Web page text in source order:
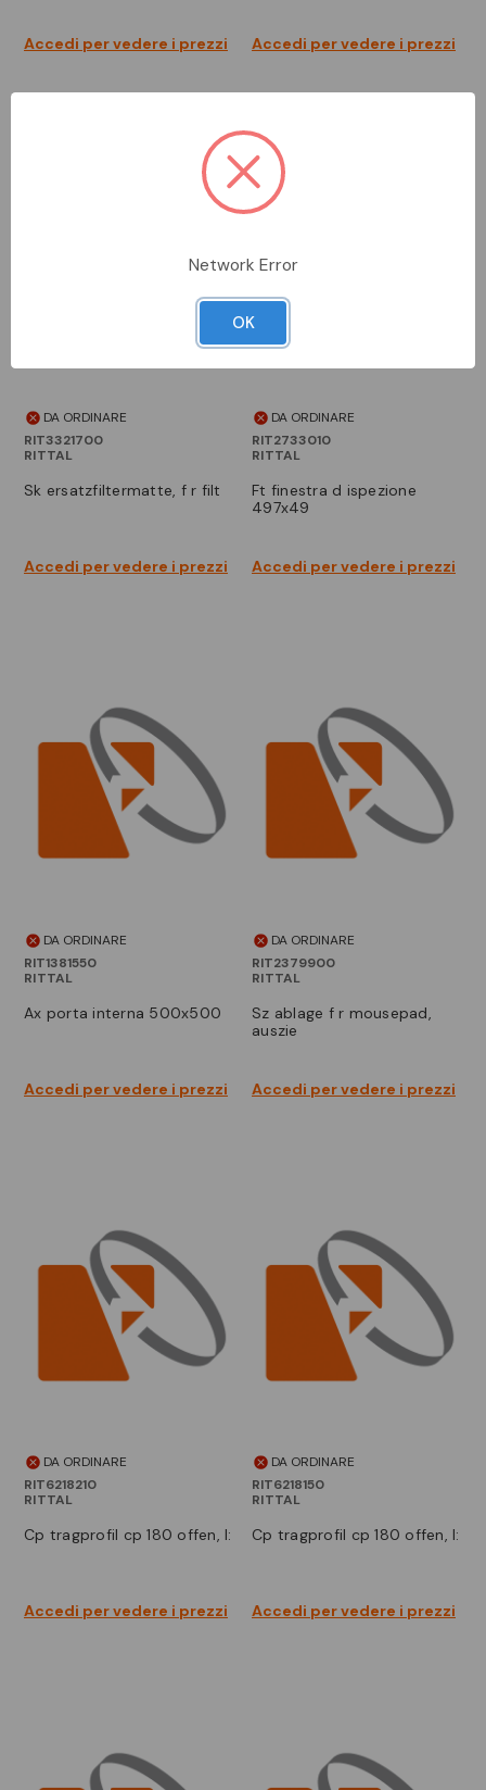
Accedi per vedere i prezzi Accedi per vedere i prezzi
DA ORDINARE
RIT3321700
RITTAL
sk ersatzfiltermatte, f r filt
Accedi per vedere i prezzi
DA ORDINARE
RIT2733010
RITTAL
ft finestra d ispezione
497x49
Accedi per vedere i prezzi
DA ORDINARE
RIT1381550
RITTAL
ax porta interna 500x500
Accedi per vedere i prezzi
DA ORDINARE
RIT2379900
RITTAL
sz ablage f r mousepad,
auszie
Accedi per vedere i prezzi
DA ORDINARE
RIT6218210
RITTAL
cp tragprofil cp 180 offen, l:
Accedi per vedere i prezzi
DA ORDINARE
RIT6218150
RITTAL
cp tragprofil cp 180 offen, l:
Accedi per vedere i prezzi
Network Error
OK